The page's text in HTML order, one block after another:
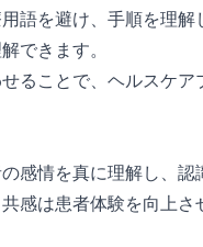
語を避け、手順を理
できます。
ることで、ヘルスケア
感情を真に理解し、
感は患者体験を向上